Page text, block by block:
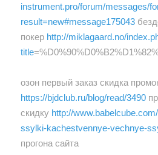
instrument.pro/forum/messages/
result=new#message175043
покер http://miklagaard.no/
title
озон первый заказ скидка
https://bjdclub.ru/blog/read/3490
скидку http://
ssylki-kachestvennye-vechnye-
прогона сайта